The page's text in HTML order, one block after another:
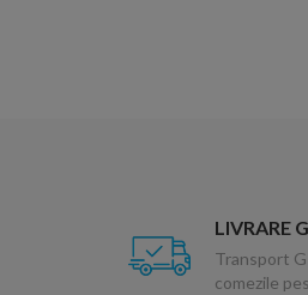
LIVRARE
Transport
comezile